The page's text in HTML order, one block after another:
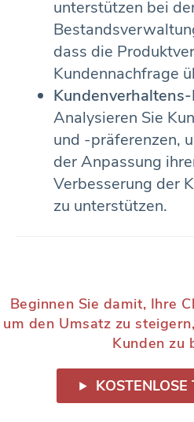
unterstützen bei
dass die
Kundennachfrage
Analysieren Sie
und -präferenzen,
der Anpassung
Verbesserung der
zu unterstützen.
Beginnen Sie damit, Ihre
um den Umsatz zu
Kunden zu
KOSTENLOSE